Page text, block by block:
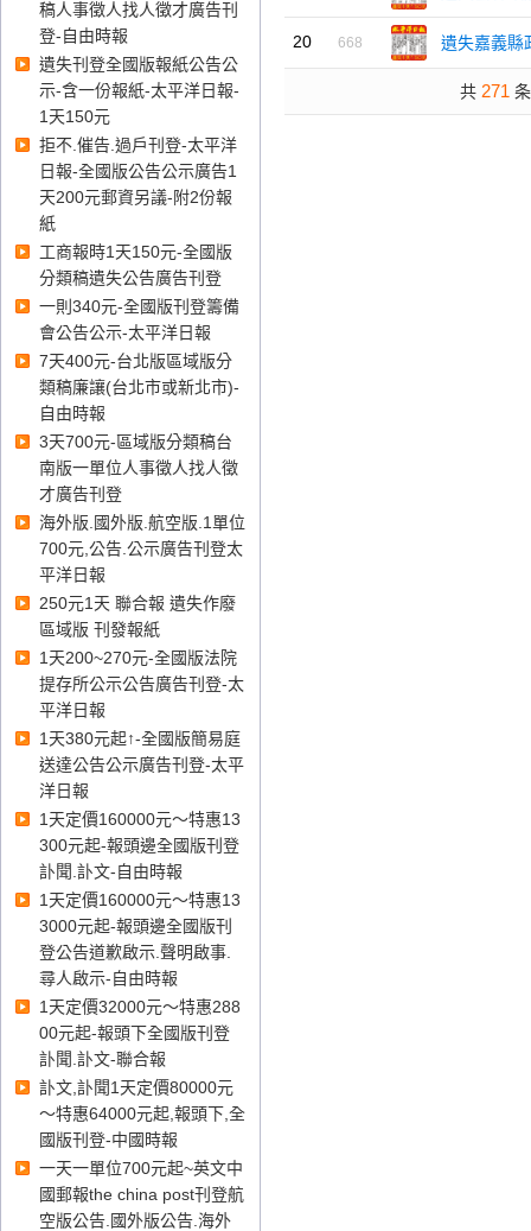
地方法院登報、臺灣桃園地方
法院登報、臺灣新竹地方法院
登報、臺灣苗栗地方法院登報
登報、臺灣臺中地方法院登
報、臺灣南投地方法院登報、
臺灣彰化地方法院登報、臺灣
雲林地方法院登報、臺灣嘉義
地方法院登報、臺灣臺南地方
法院登報、臺灣高雄地方法院
登報、臺灣屏東地方法院登
報、臺灣臺東地方法院登報、
臺灣花蓮地方法院登報、臺灣
宜蘭地方法院登報、臺灣基隆
地方法院登報、
臺灣澎湖地方法院登報、福建
金門地方法院登報、福建連江
地方法院登報、
稿人事徵人找人徵才廣告刊
登-自由時報
遺失刊登全國版報紙公告公
示-含一份報紙-太平洋日報-
1天150元
拒不.催告.過戶刊登-太平洋
日報-全國版公告公示廣告1
天200元郵資另議-附2份報
紙
工商報時1天150元-全國版
分類稿遺失公告廣告刊登
一則340元-全國版刊登籌備
會公告公示-太平洋日報
7天400元-台北版區域版分
類稿廉讓(台北市或新北市)-
自由時報
3天700元-區域版分類稿台
南版一單位人事徵人找人徵
才廣告刊登
海外版.國外版.航空版.1單位
700元,公告.公示廣告刊登太
平洋日報
250元1天 聯合報 遺失作廢
區域版 刊發報紙
1天200~270元-全國版法院
提存所公示公告廣告刊登-太
平洋日報
1天380元起↑-全國版簡易庭
送達公告公示廣告刊登-太平
洋日報
1天定價160000元～特惠13
300元起-報頭邊全國版刊登
訃聞.訃文-自由時報
1天定價160000元～特惠13
3000元起-報頭邊全國版刊
登公告道歉啟示.聲明啟事.
尋人啟示-自由時報
1天定價32000元～特惠288
00元起-報頭下全國版刊登
訃聞.訃文-聯合報
訃文,訃聞1天定價80000元
～特惠64000元起,報頭下,全
國版刊登-中國時報
一天一單位700元起~英文中
國郵報the china post刊登航
空版公告.國外版公告.海外
20 668 遺失嘉義縣
共 271 条